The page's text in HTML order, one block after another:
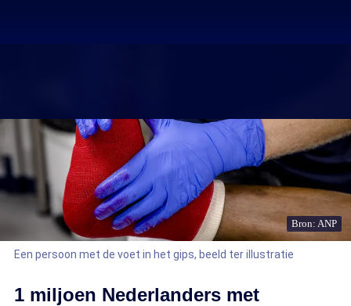
Bron: ANP
Een persoon met de voet in het gips, beeld ter illustratie
1 miljoen Nederlanders met